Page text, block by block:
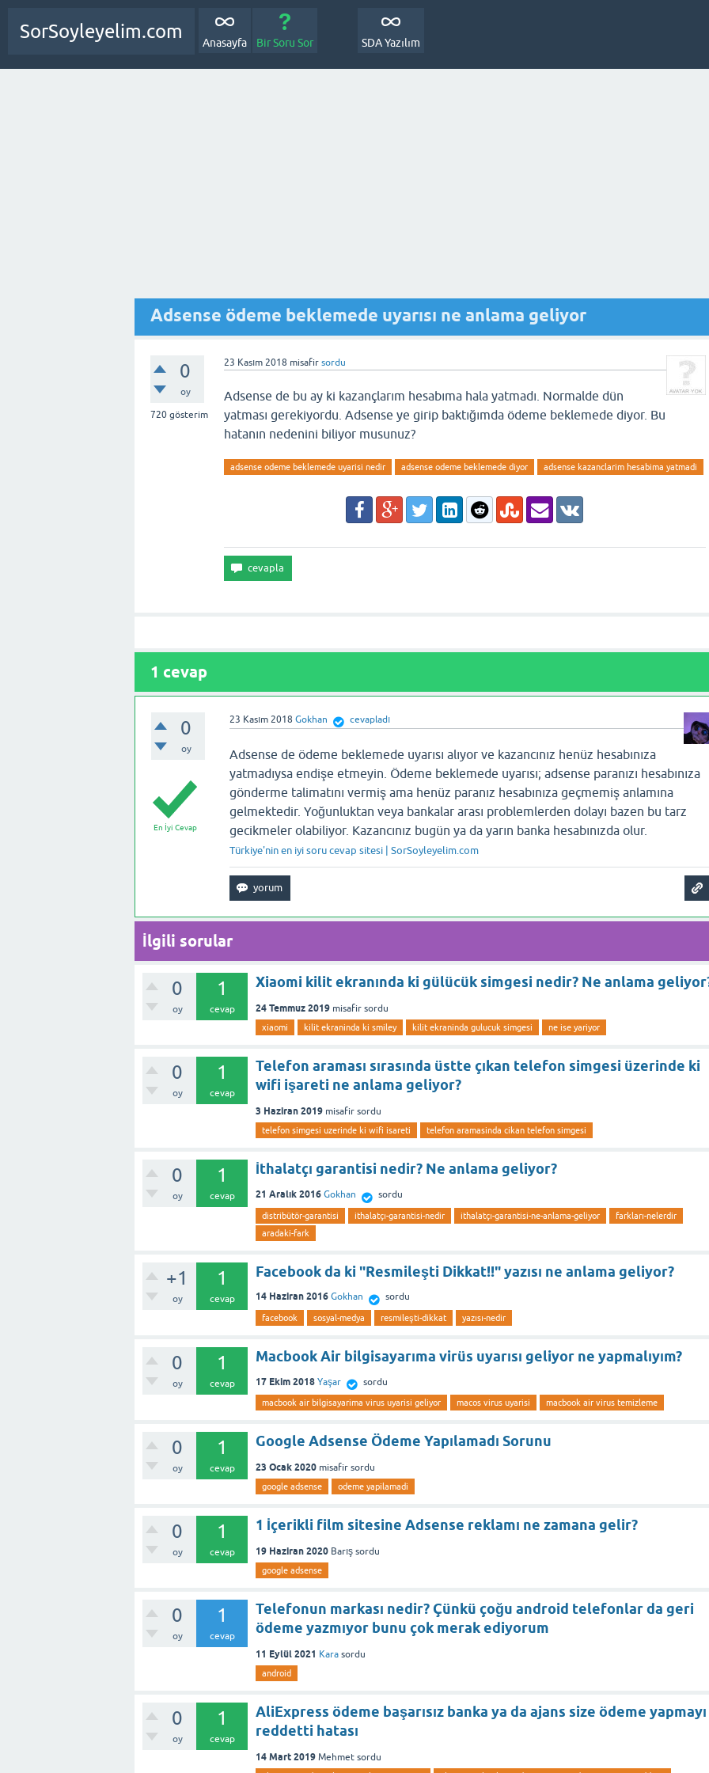
SorSoyleyelim.com
Anasayfa Bir Soru Sor SDA Yazılım
Adsense ödeme beklemede uyarısı ne anlama geliyor
0
oy
720 gösterim
23 Kasım 2018 misafir sordu
Adsense de bu ay ki kazançlarım hesabıma hala yatmadı. Normalde dün
yatması gerekiyordu. Adsense ye girip baktığımda ödeme beklemede diyor. Bu
hatanın nedenini biliyor musunuz?
adsense odeme beklemede uyarisi nedir adsense odeme beklemede diyor adsense kazanclarim hesabima yatmadi
1 cevap
0
oy
23 Kasım 2018 Gokhan cevapladı
En İyi Cevap
Adsense de ödeme beklemede uyarısı alıyor ve kazancınız henüz hesabınıza
yatmadıysa endişe etmeyin. Ödeme beklemede uyarısı; adsense paranızı hesabınıza
gönderme talimatını vermiş ama henüz paranız hesabınıza geçmemiş anlamına
gelmektedir. Yoğunluktan veya bankalar arası problemlerden dolayı bazen bu tarz
gecikmeler olabiliyor. Kazancınız bugün ya da yarın banka hesabınızda olur.
Türkiye'nin en iyi soru cevap sitesi | SorSoyleyelim.com
İlgili sorular
0
oy
1
cevap
Xiaomi kilit ekranında ki gülücük simgesi nedir? Ne anlama
24 Temmuz 2019 misafir sordu
xiaomi kilit ekraninda ki smiley kilit ekraninda gulucuk simgesi ne ise yariyor
0
oy
1
cevap
Telefon araması sırasında üstte çıkan telefon simgesi üzerinde ki
wifi işareti ne anlama geliyor?
3 Haziran 2019 misafir sordu
telefon simgesi uzerinde ki wifi isareti telefon aramasinda cikan telefon simgesi
0
oy
1
cevap
İthalatçı garantisi nedir? Ne anlama geliyor?
21 Aralık 2016 Gokhan sordu
distribütör-garantisi ithalatçı-garantisi-nedir ithalatçı-garantisi-ne-anlama-geliyor
farkları-nelerdir
aradaki-fark
+1
oy
1
cevap
Facebook da ki "Resmileşti Dikkat!!" yazısı ne anlama geliyor?
14 Haziran 2016 Gokhan sordu
facebook sosyal-medya resmileşti-dikkat yazısı-nedir
0
oy
1
cevap
Macbook Air bilgisayarıma virüs uyarısı geliyor ne yapmalıyım?
17 Ekim 2018 Yaşar sordu
macbook air bilgisayarima virus uyarisi geliyor macos virus uyarisi macbook air virus temizleme
0
oy
1
cevap
Google Adsense Ödeme Yapılamadı Sorunu
23 Ocak 2020 misafir sordu
google adsense odeme yapilamadi
0
oy
1
cevap
1 İçerikli film sitesine Adsense reklamı ne zamana gelir?
19 Haziran 2020 Barış sordu
google adsense
0
oy
1
cevap
Telefonun markası nedir? Çünkü çoğu android telefonlar da geri
ödeme yazmıyor bunu çok merak ediyorum
11 Eylül 2021 Kara sordu
android
0
oy
1
cevap
AliExpress ödeme başarısız banka ya da ajans size ödeme yapmayı
reddetti hatası
14 Mart 2019 Mehmet sordu